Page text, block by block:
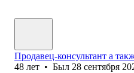
Продавец-консультант а
48 лет • Был 28 сентября